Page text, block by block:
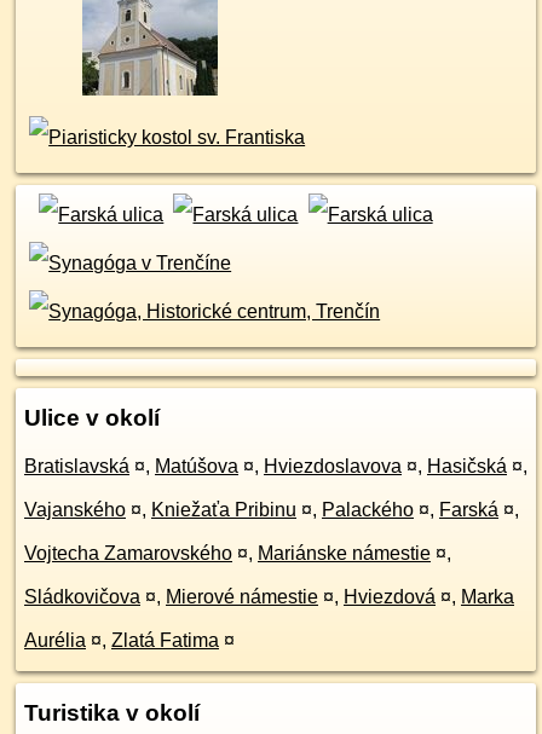
Ulice v okolí
Bratislavská ¤, Matúšova ¤, Hviezdoslavova ¤, Hasičská ¤,
Vajanského ¤, Kniežaťa Pribinu ¤, Palackého ¤, Farská ¤,
Vojtecha Zamarovského ¤, Mariánske námestie ¤,
Sládkovičova ¤, Mierové námestie ¤, Hviezdová ¤, Marka
Aurélia ¤, Zlatá Fatima ¤
Turistika v okolí